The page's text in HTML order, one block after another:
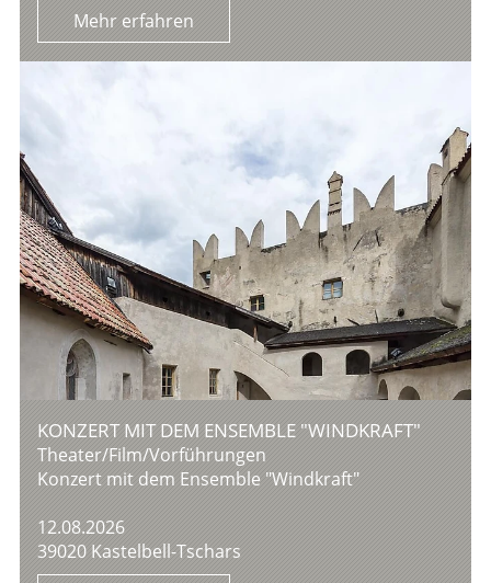
Mehr erfahren
KONZERT MIT DEM ENSEMBLE "WINDKRAFT"
Theater/Film/Vorführungen
Konzert mit dem Ensemble "Windkraft"
12.08.2026
39020 Kastelbell-Tschars